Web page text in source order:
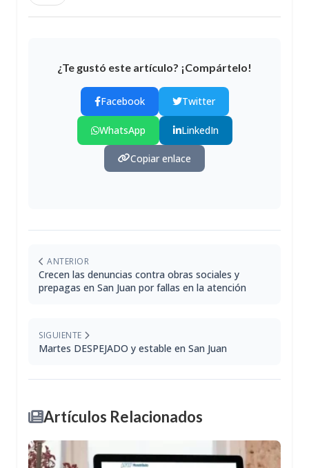
¿Te gustó este artículo? ¡Compártelo!
Facebook Twitter
WhatsApp LinkedIn
Copiar enlace
ANTERIOR
Crecen las denuncias contra obras sociales y
prepagas en San Juan por fallas en la atención
SIGUIENTE
Martes DESPEJADO y estable en San Juan
Artículos Relacionados